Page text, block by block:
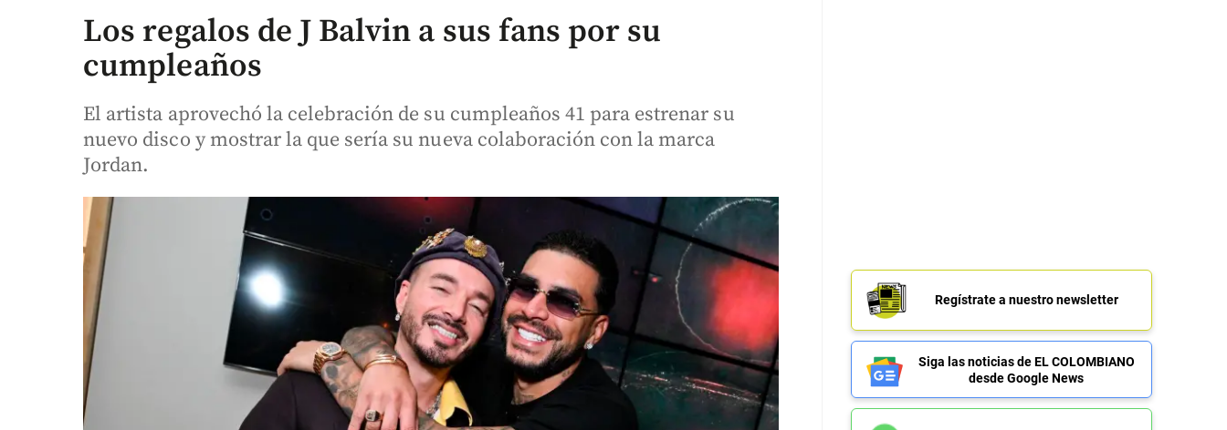
Los regalos de J Balvin a sus fans por su
cumpleaños
El artista aprovechó la celebración de su cumpleaños 41 para estrenar su
nuevo disco y mostrar la que sería su nueva colaboración con la marca
Jordan.
Regístrate a nuestro newsletter
Siga las noticias de EL COLOMBIANO
desde Google News